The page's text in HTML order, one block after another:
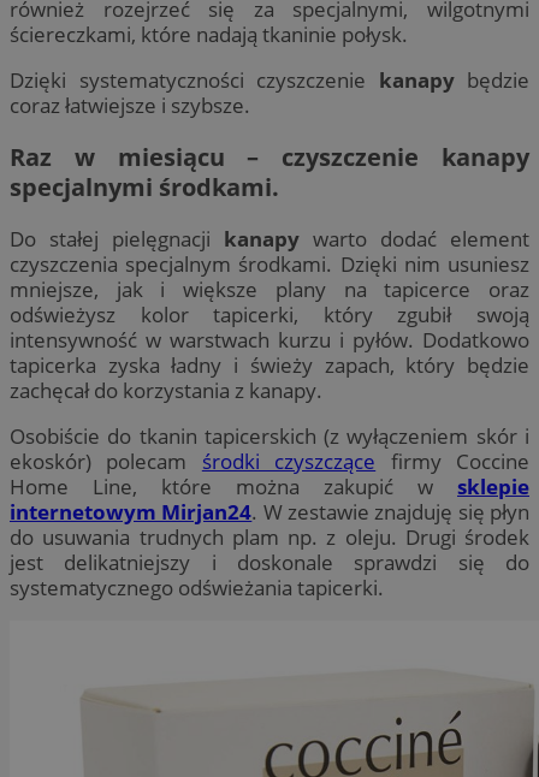
również rozejrzeć się za specjalnymi, wilgotnymi
ściereczkami, które nadają tkaninie połysk.
Dzięki systematyczności czyszczenie kanapybędzie
coraz łatwiejsze i szybsze.
Raz w miesiącu – czyszczenie kanapy
specjalnymi środkami.
Do stałej pielęgnacji kanapy warto dodać element
czyszczenia specjalnym środkami. Dzięki nim usuniesz
mniejsze, jak i większe plany na tapicerce oraz
odświeżysz kolor tapicerki, który zgubił swoją
intensywność w warstwach kurzu i pyłów. Dodatkowo
tapicerka zyska ładny i świeży zapach, który będzie
zachęcał do korzystania z kanapy.
Osobiście do tkanin tapicerskich (z wyłączeniem skór i
ekoskór) polecam środki czyszczące firmy Coccine
Home Line, które można zakupić w sklepie
internetowym Mirjan24. W zestawie znajduję się płyn
do usuwania trudnych plam np. z oleju. Drugi środek
jest delikatniejszy i doskonale sprawdzi się do
systematycznego odświeżania tapicerki.